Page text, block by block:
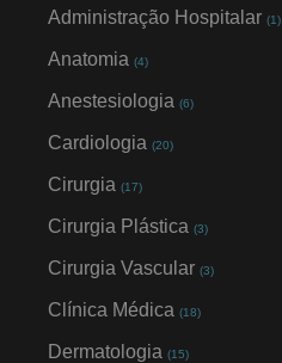
Administração Hospitalar (1)
Anatomia (4)
Anestesiologia (6)
Cardiologia (20)
Cirurgia (17)
Cirurgia Plástica (3)
Cirurgia Vascular (3)
Clínica Médica (18)
Dermatologia (15)